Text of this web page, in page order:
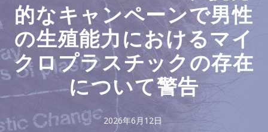
的なキャンペーンで男性
の生殖能力におけるマイ
クロプラスチックの存在
について警告
2026年6月12日